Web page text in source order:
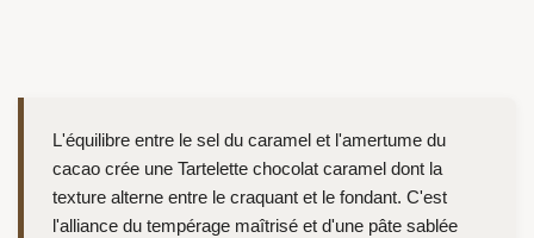
L'équilibre entre le sel du caramel et l'amertume du
cacao crée une Tartelette chocolat caramel dont la
texture alterne entre le craquant et le fondant. C'est
l'alliance du tempérage maîtrisé et d'une pâte sablée